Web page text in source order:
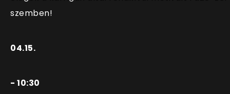
szemben!
04.15.
- 10:30